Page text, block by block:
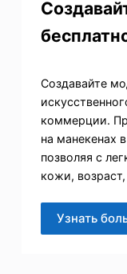
Создавайте
коммерции.
на манекенах
позволяя с
кожи,
Узнать